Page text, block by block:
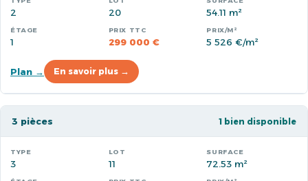
2 20 54.11 m²
1 299 000 € 5 526 €/m²
Plan → En savoir plus →
3 pièces 1 bien disponible
3 11 72.53 m²